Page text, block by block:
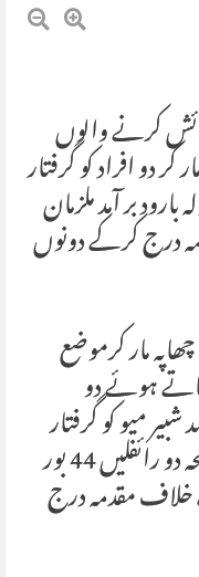
کرنے والوں
دو افراد کو گرفتار
بر آمد ملزمان
درج کرکے دونوں
مار کرموضع
ہوئے دو
میو کو گرفتار
کرکے ان کے قبضہ سے ناجائز اسلحہ دو رائفلیں 44 بور
خلاف مقدمہ درج